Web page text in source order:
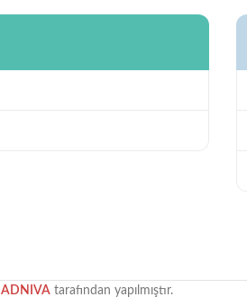
ADNIVA tarafından yapılmıştır.